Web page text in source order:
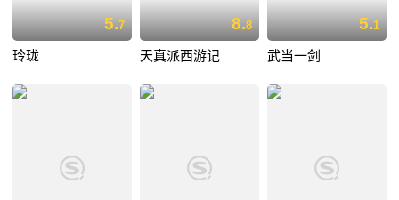
5.7
玲珑
8.8
天真派西游记
5.1
武当一剑